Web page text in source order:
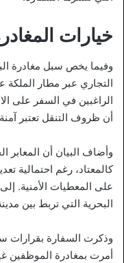
خيارات
وفيما يخص سبل مغادرة
التجاري عبر مطار الملكة
الراغبين في السفر على
أن ظروف التنقل تعتبر
وأضاف البيان أن المعابر
كالمعتاد، رغم احتمالية
على المعطيات الأمنية.
البحرية التي تربط بين
وذكرت السفارة بقرارات
أمرت بمغادرة الموظفين